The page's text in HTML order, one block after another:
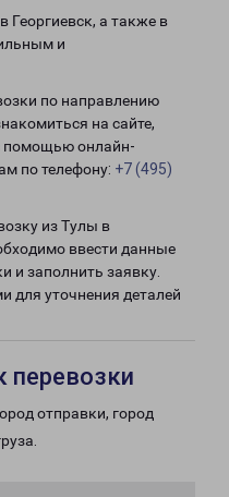
Георгиевск, а также в
и
по направлению
на сайте,
помощью онлайн-
по телефону: +7 (495)
из Тулы в
ввести данные
и заполнить заявку.
для уточнения деталей
перевозки
отправки, город